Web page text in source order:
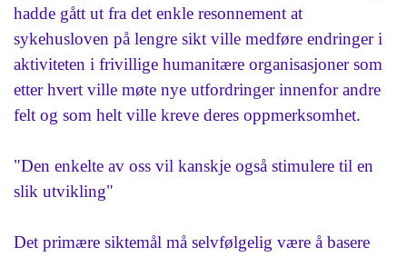
hadde gått ut fra det enkle resonnement at
sykehusloven på lengre sikt ville medføre endringer i
aktiviteten i frivillige humanitære organisasjoner som
etter hvert ville møte nye utfordringer innenfor andre
felt og som helt ville kreve deres oppmerksomhet.
"Den enkelte av oss vil kanskje også stimulere til en
slik utvikling"
Det primære siktemål må selvfølgelig være å basere